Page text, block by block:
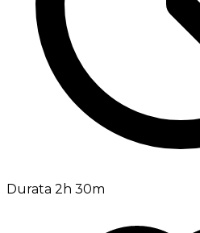
Durata 2h 30m